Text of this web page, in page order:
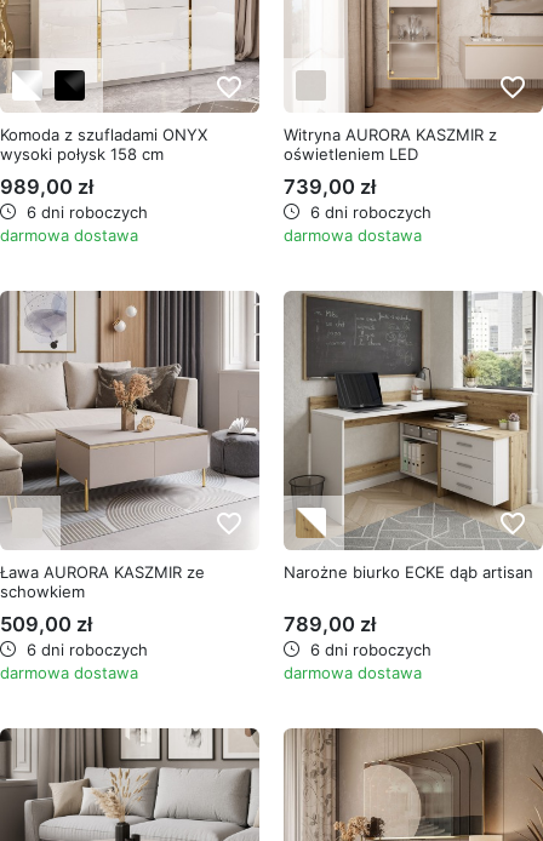
favorite_border
Komoda z szufladami ONYX
wysoki połysk 158 cm
989,00 zł
6 dni roboczych
darmowa dostawa
favorite_border
Witryna AURORA KASZMIR z
oświetleniem LED
739,00 zł
6 dni roboczych
darmowa dostawa
favorite_border
Ława AURORA KASZMIR ze
schowkiem
509,00 zł
6 dni roboczych
darmowa dostawa
favorite_border
Narożne biurko ECKE dąb artisan
789,00 zł
6 dni roboczych
darmowa dostawa